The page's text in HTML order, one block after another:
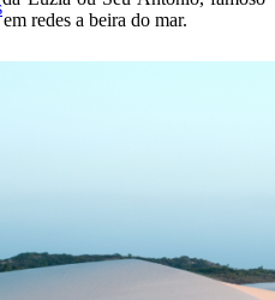
redes a beira do mar.